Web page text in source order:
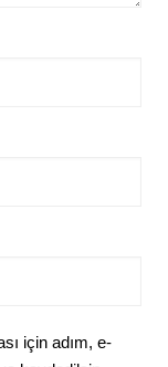
için adım, e-